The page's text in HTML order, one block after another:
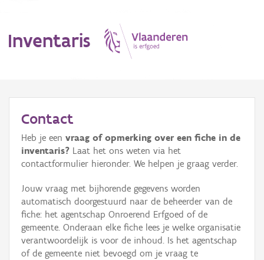
Inventaris
Erfgoedobject
Aanduidingsobject
Waarneming
Thema
Gebeurtenis
Contact
Heb je een vraag of opmerking over een fiche in de
inventaris? Laat het ons weten via het
contactformulier hieronder. We helpen je graag verder.
Jouw vraag met bijhorende gegevens worden
automatisch doorgestuurd naar de beheerder van de
fiche: het agentschap Onroerend Erfgoed of de
gemeente. Onderaan elke fiche lees je welke organisatie
verantwoordelijk is voor de inhoud. Is het agentschap
of de gemeente niet bevoegd om je vraag te